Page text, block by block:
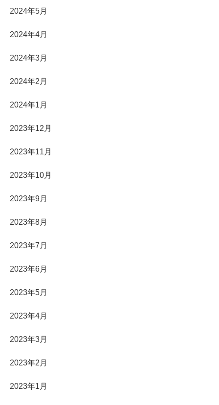
2024年5月
2024年4月
2024年3月
2024年2月
2024年1月
2023年12月
2023年11月
2023年10月
2023年9月
2023年8月
2023年7月
2023年6月
2023年5月
2023年4月
2023年3月
2023年2月
2023年1月